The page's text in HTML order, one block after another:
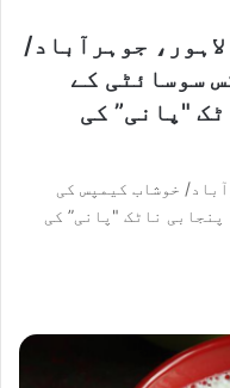
جوہرآباد/
سوسائٹی کے
"پانی” کی
خوشاب کیمپس کی
ناٹک "پانی” کی